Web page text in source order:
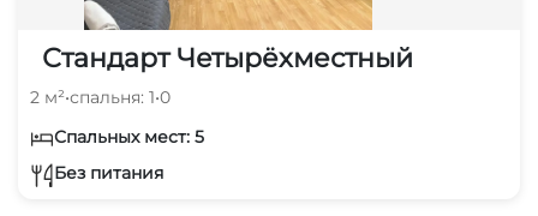
Стандарт Четырёхместный
2 м²•спальня: 1•0
Спальных мест: 5
Без питания